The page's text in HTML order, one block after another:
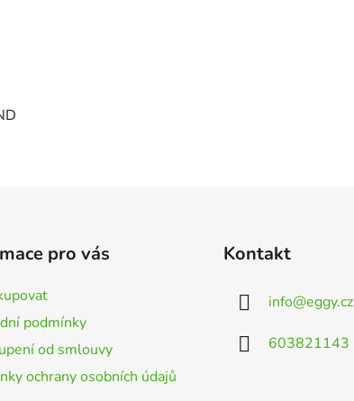
pro vás
podmínky
od smlouvy
ochrany osobních údajů
Kontakt
info@eggy.cz
603821143